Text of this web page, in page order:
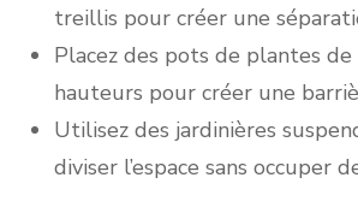
treillis pour créer une
Placez des pots de plantes
hauteurs pour créer une
Utilisez des jardinières
diviser l’espace sans occuper